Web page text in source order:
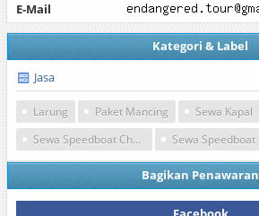
E-Mail
Kategori & Label
Jasa
Larung Paket Mancing Sewa Kapal
Sewa Speedboat Charter
Bagikan Penawaran